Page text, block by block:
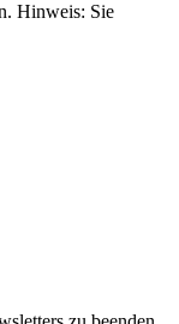
Hinweis: Sie